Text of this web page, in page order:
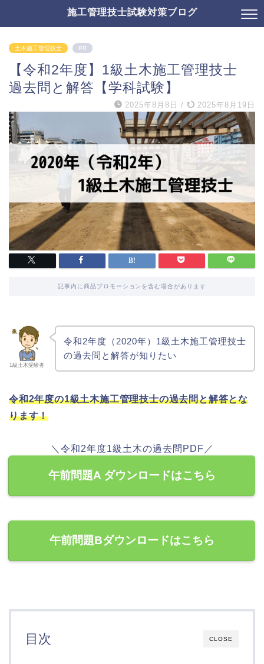
施工管理技士試験対策ブログ
土木施工管理技士 PR
【令和2年度】1級土木施工管理技士
過去問と解答【学科試験】
2025年8月8日 / 2025年8月19日
記事内に商品プロモーションを含む場合があります
1級土木受験者
令和2年度（2020年）1級土木施工管理技士
の過去問と解答が知りたい
令和2年度の1級土木施工管理技士の過去問と解答とな
ります！
＼令和2年度1級土木の過去問PDF／
午前問題A ダウンロードはこちら
午前問題Bダウンロードはこちら
CLOSE
目次